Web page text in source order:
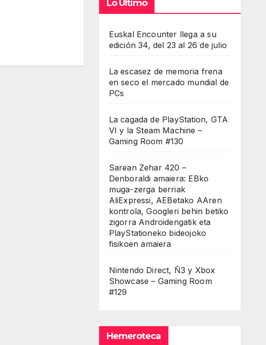
Lo Último
Euskal Encounter llega a su
edición 34, del 23 al 26 de julio
La escasez de memoria frena
en seco el mercado mundial de
PCs
La cagada de PlayStation, GTA
VI y la Steam Machine –
Gaming Room #130
Sarean Zehar 420 –
Denboraldi amaiera: EBko
muga-zerga berriak
AliExpressi, AEBetako AAren
kontrola, Googleri behin betiko
zigorra Androidengatik eta
PlayStationeko bideojoko
fisikoen amaiera
Nintendo Direct, Ñ3 y Xbox
Showcase – Gaming Room
#129
Hemeroteca